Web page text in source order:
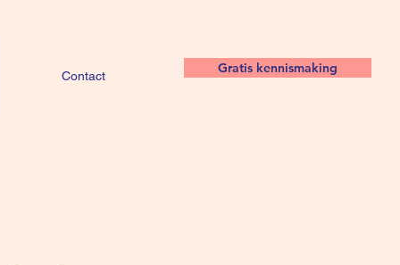
Contact Gratis kennismaking